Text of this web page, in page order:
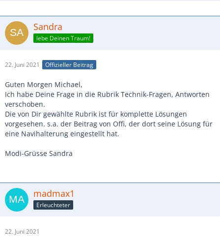
Sandra
lebe Deinen Traum!
22. Juni 2021 Offizieller Beitrag
Guten Morgen Michael,
Ich habe Deine Frage in die Rubrik Technik-Fragen, Antworten
verschoben.
Die von Dir gewählte Rubrik ist für komplette Lösungen
vorgesehen. s.a. der Beitrag von Offi, der dort seine Lösung für
eine Navihalterung eingestellt hat.
Modi-Grüsse Sandra
madmax1
Erleuchteter
22. Juni 2021